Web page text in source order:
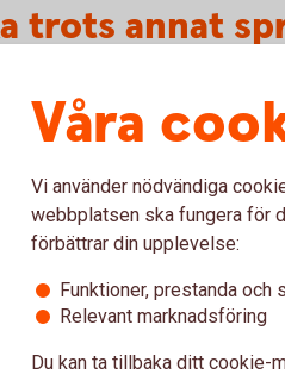
trots annat
mobiltelefon är det endast
än engelska som
appen på svenska.
Våra
Vi använder nödvändiga
webbplatsen ska fungera för
förbättrar din upplevelse:
Funktioner, prestanda och
Relevant marknadsföring
Du kan ta tillbaka ditt cookie-